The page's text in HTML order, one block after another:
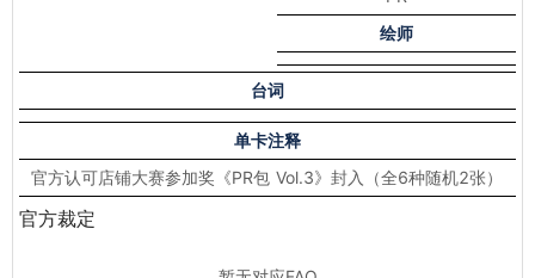
绘师
台词
单卡注释
官方认可店铺大赛参加奖《PR包 Vol.3》封入（全6种随机2张）
官方裁定